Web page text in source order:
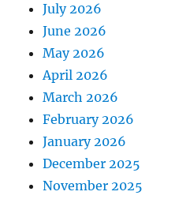
July 2026
June 2026
May 2026
April 2026
March 2026
February 2026
January 2026
December 2025
November 2025